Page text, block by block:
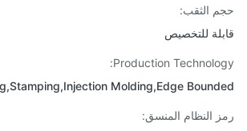
الثقب:
للتخصيص
Production
Molding,Edge
النظام المنسق: